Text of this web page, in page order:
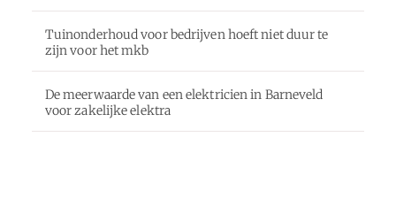
Tuinonderhoud voor bedrijven hoeft niet duur te
zijn voor het mkb
De meerwaarde van een elektricien in Barneveld
voor zakelijke elektra